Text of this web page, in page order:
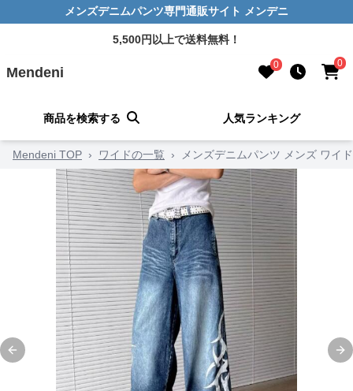
メンズデニムパンツ専門通販サイト メンデニ
5,500円以上で送料無料！
Mendeni 0 0
商品を検索する 人気ランキング
Mendeni TOP › ワイドの一覧 › メンズデニムパンツ メンズ ワイ
Previous slide